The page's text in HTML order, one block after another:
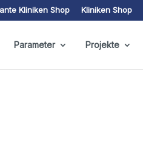
Kliniken Shop Kliniken Shop
Parameter Projekte